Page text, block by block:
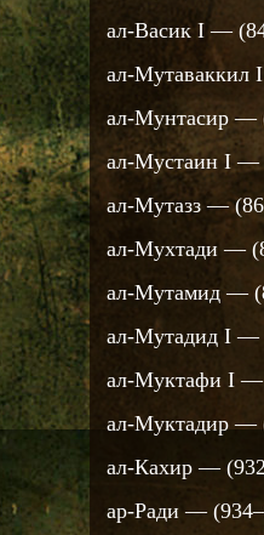
ал-Васик I —
ал-Мутаваккил
ал-Мунтасир —
ал-Мустаин I —
ал-Мутазз —
ал-Мухтади —
ал-Мутамид —
ал-Мутадид I —
ал-Муктафи I —
ал-Муктадир —
ал-Кахир —
ар-Ради —